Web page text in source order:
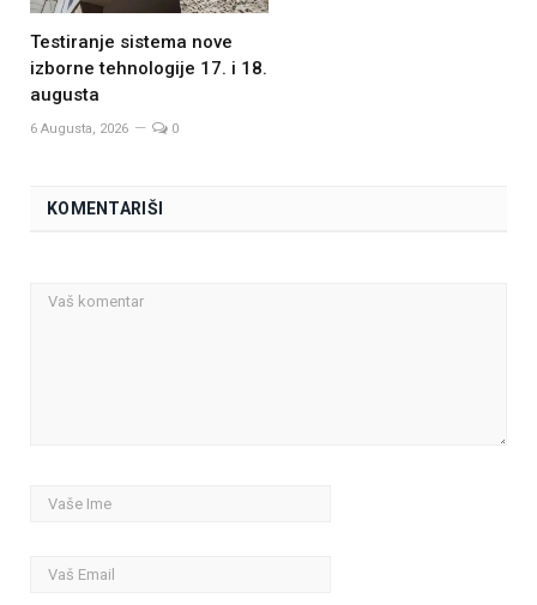
Testiranje sistema nove
izborne tehnologije 17. i 18.
augusta
6 Augusta, 2026 0
KOMENTARIŠI